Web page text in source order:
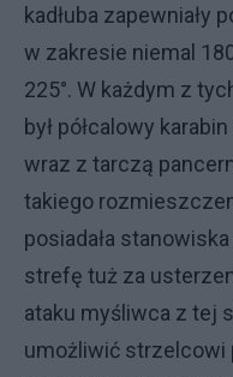
kadłuba zapewniały
w zakresie niemal
225°. W każdym z
był półcalowy
wraz z tarczą
takiego
posiadała
strefę tuż za
ataku myśliwca z tej
umożliwić strzelcowi